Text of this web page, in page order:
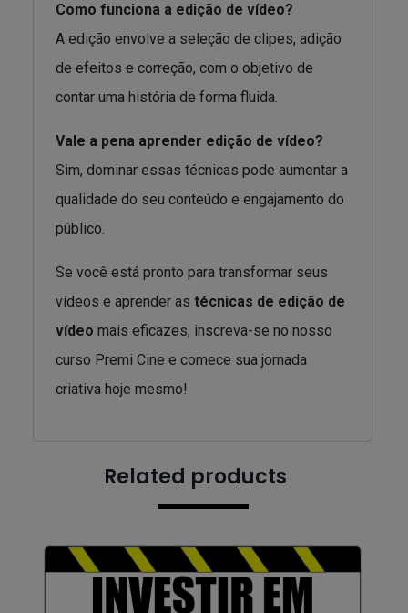
Como funciona a edição de vídeo?
A edição envolve a seleção de clipes, adição
de efeitos e correção, com o objetivo de
contar uma história de forma fluida.
Vale a pena aprender edição de vídeo?
Sim, dominar essas técnicas pode aumentar a
qualidade do seu conteúdo e engajamento do
público.
Se você está pronto para transformar seus
vídeos e aprender as técnicas de edição de
vídeo mais eficazes, inscreva-se no nosso
curso Premi Cine e comece sua jornada
criativa hoje mesmo!
Related products